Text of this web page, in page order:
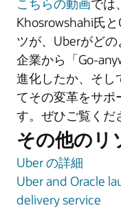
こちらの動画では
Khosrowshahi氏
ツが、Uberがど
企業から「Go-
進化したか、そし
てその変革をサポ
す。ぜひご覧くだ
その他のリ
Uber の詳細
Uber and Oracle
delivery service